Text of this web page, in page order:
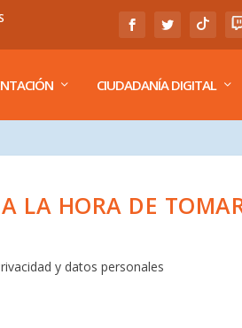
CIUDADANÍA DIGITAL
LA HORA DE
y datos personales